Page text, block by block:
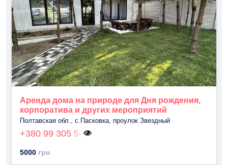
Аренда дома на природе для Дня рождения,
корпоратива и других мероприятий
Полтавская обл., с.Пасковка, проулок Звездный
+380 99 305 54
5000 грн